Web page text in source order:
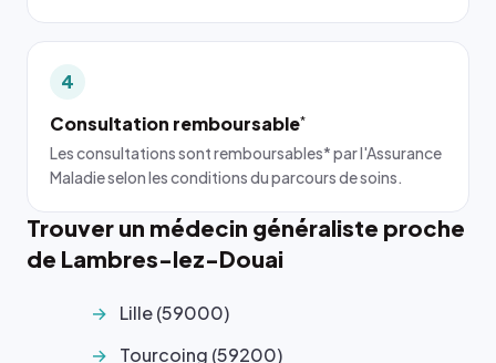
4
Consultation remboursable*
Les consultations sont remboursables* par l'Assurance
Maladie selon les conditions du parcours de soins.
Trouver un médecin généraliste proche
de Lambres-lez-Douai
Lille (59000)
Tourcoing (59200)